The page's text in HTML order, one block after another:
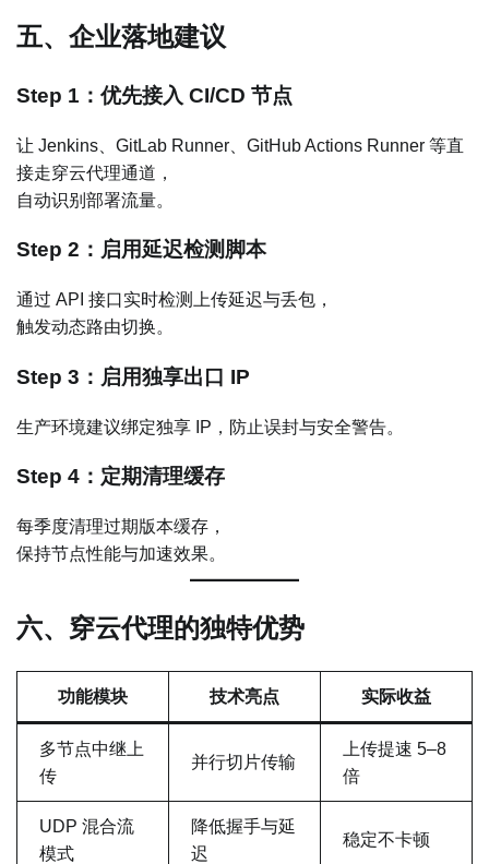
五、企业落地建议
Step 1：优先接入 CI/CD 节点
让 Jenkins、GitLab Runner、GitHub Actions Runner 等直
接走穿云代理通道，
自动识别部署流量。
Step 2：启用延迟检测脚本
通过 API 接口实时检测上传延迟与丢包，
触发动态路由切换。
Step 3：启用独享出口 IP
生产环境建议绑定独享 IP，防止误封与安全警告。
Step 4：定期清理缓存
每季度清理过期版本缓存，
保持节点性能与加速效果。
六、穿云代理的独特优势
功能模块 技术亮点 实际收益
多节点中继上
传
并行切片传输
上传提速 5–8
倍
UDP 混合流
模式
降低握手与延
迟
稳定不卡顿